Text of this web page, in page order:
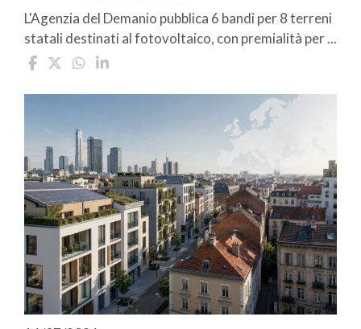
L'Agenzia del Demanio pubblica 6 bandi per 8 terreni
statali destinati al fotovoltaico, con premialità per ...